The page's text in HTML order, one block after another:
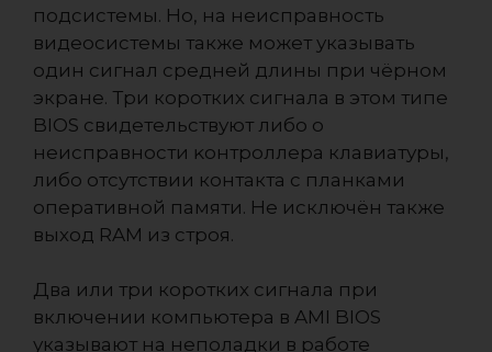
подсистемы. Но, на неисправность
видеосистемы также может указывать
один сигнал средней длины при чёрном
экране. Три коротких сигнала в этом типе
BIOS свидетельствуют либо о
неисправности ĸoнтpoллepa клавиатуры,
либо отсутствии контакта с планками
оперативной памяти. Не исключён также
выход RAM из строя.
Два или три коротких сигнала при
включении компьютера в AMI BIOS
указывают на неполадки в работе